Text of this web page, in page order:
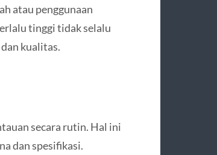
atau penggunaan
tinggi tidak selalu
kualitas.
secara rutin. Hal ini
dan spesifikasi.